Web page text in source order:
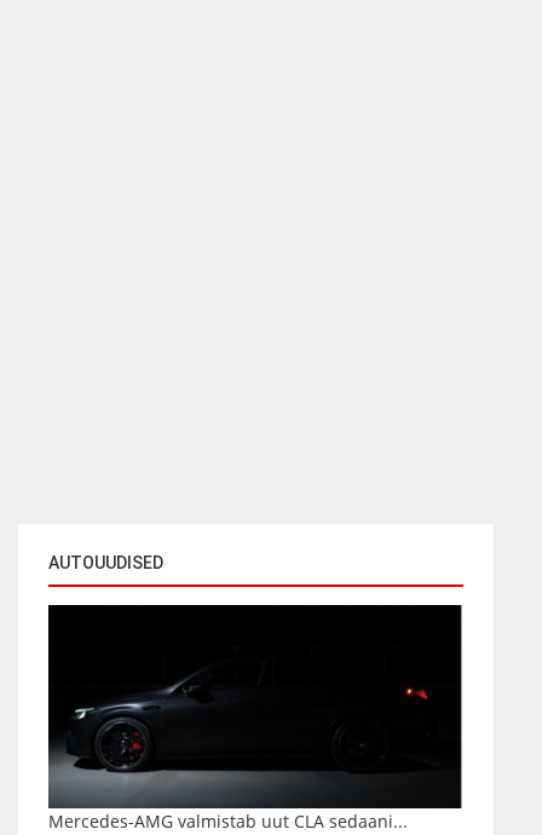
AUTOUUDISED
Mercedes-AMG valmistab uut CLA sedaani...